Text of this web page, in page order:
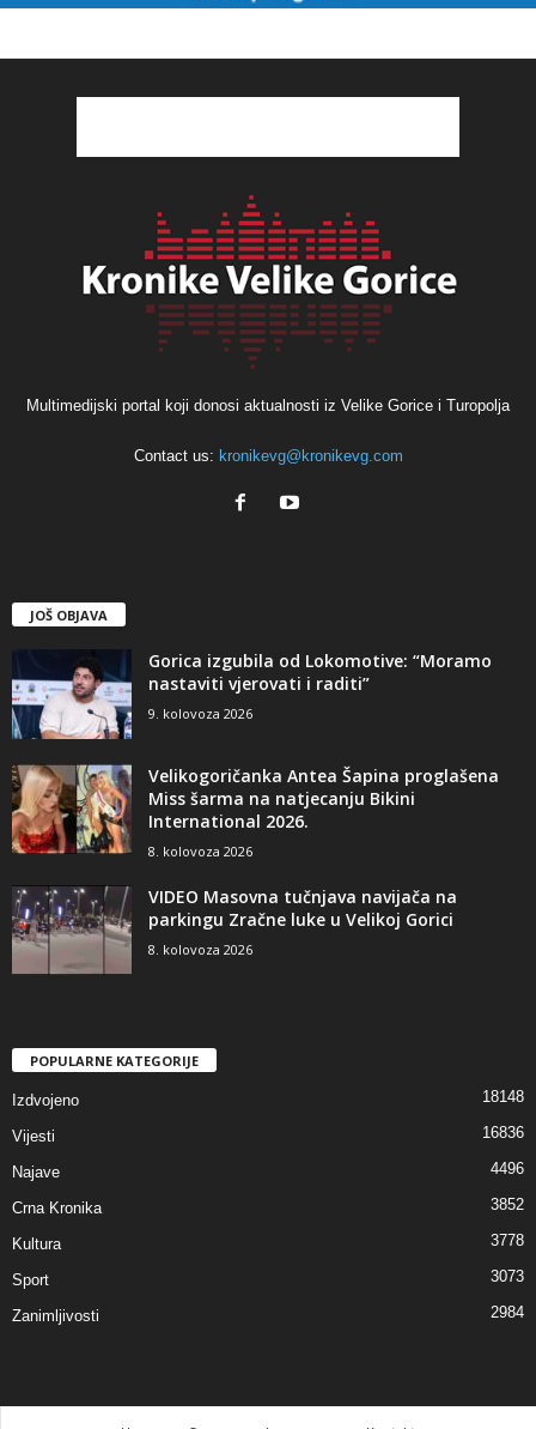
Multimedijski portal koji donosi aktualnosti iz Velike Gorice i Turopolja
Contact us: kronikevg@kronikevg.com
JOŠ OBJAVA
Gorica izgubila od Lokomotive: “Moramo
nastaviti vjerovati i raditi”
9. kolovoza 2026
Velikogoričanka Antea Šapina proglašena
Miss šarma na natjecanju Bikini
International 2026.
8. kolovoza 2026
VIDEO Masovna tučnjava navijača na
parkingu Zračne luke u Velikoj Gorici
8. kolovoza 2026
POPULARNE KATEGORIJE
Izdvojeno 18148
Vijesti 16836
Najave 4496
Crna Kronika 3852
Kultura 3778
Sport 3073
Zanimljivosti 2984